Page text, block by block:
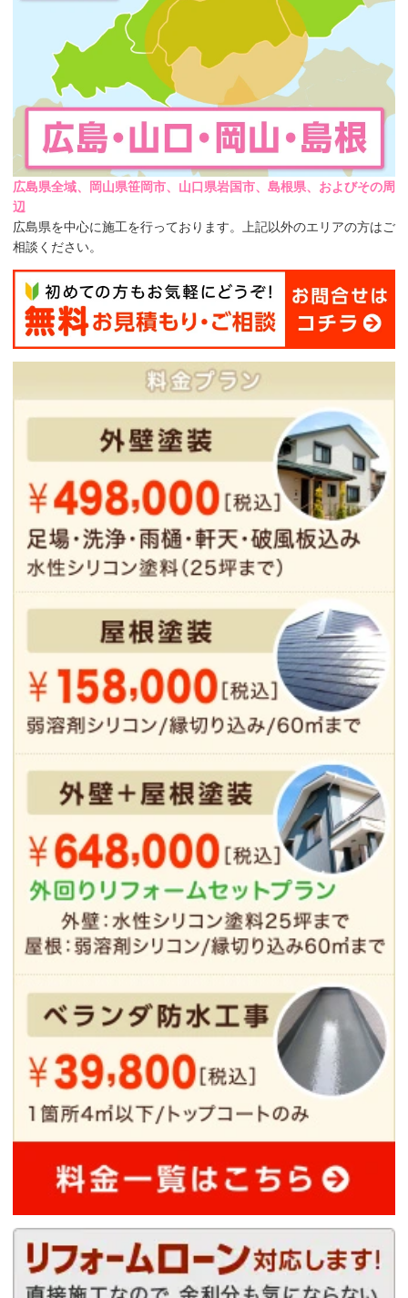
広島県全域、岡山県笹岡市、山口県岩国市、島根県、およびその周
辺
広島県を中心に施工を行っております。上記以外のエリアの方はご
相談ください。